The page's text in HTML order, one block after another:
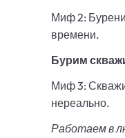
Миф 2:
времени.
Бурим
Миф 3:
нереально.
Работаем в